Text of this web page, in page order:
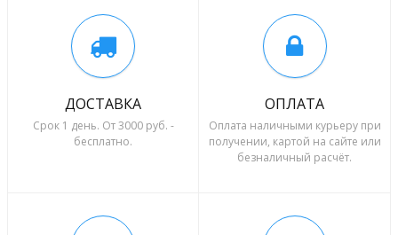
ДОСТАВКА
Срок 1 день. От 3000 руб. -
бесплатно.
ОПЛАТА
Оплата наличными курьеру при
получении, картой на сайте или
безналичный расчёт.